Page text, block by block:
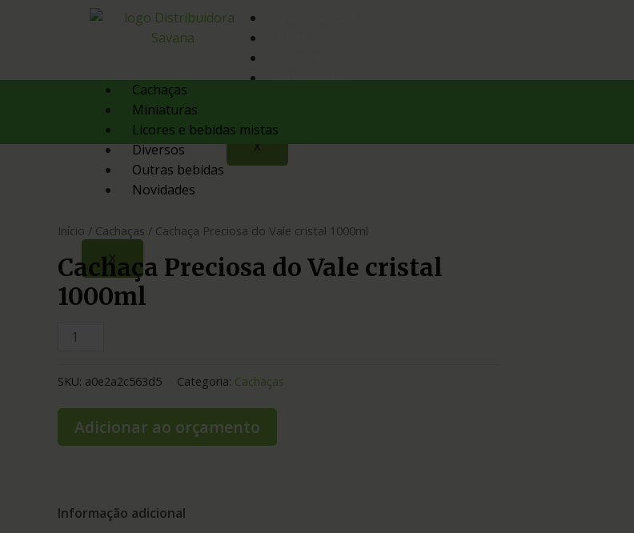
Orçamento
X
Cachaças
Miniaturas
Licores e bebidas mistas
Diversos
Outras bebidas
Novidades
X
Início / Cachaças / Cachaça Preciosa do Vale cristal 1000ml
Cachaça Preciosa do Vale cristal
1000ml
SKU: a0e2a2c563d5 Categoria: Cachaças
Adicionar ao orçamento
Informação adicional